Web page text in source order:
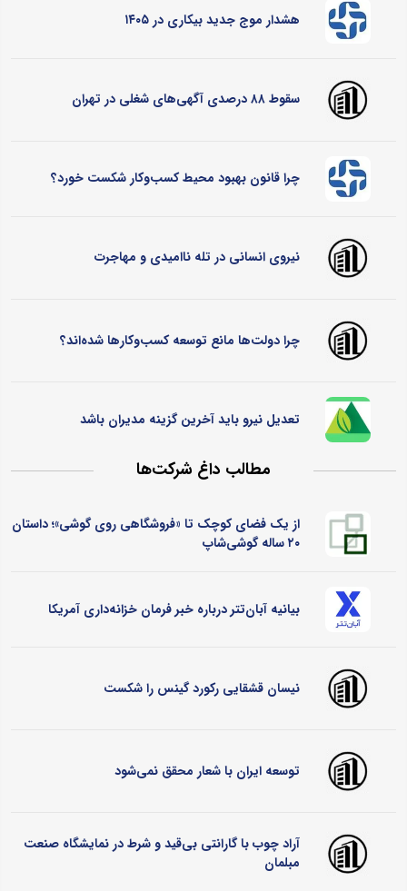
هشدار موج جدید بیکاری در ۱۴۰۵
سقوط ۸۸ درصدی آگهی‌های شغلی در تهران
چرا قانون بهبود محیط کسب‌وکار شکست خورد؟
نیروی انسانی در تله ناامیدی و مهاجرت
چرا دولت‌ها مانع توسعه کسب‌وکارها شده‌اند؟
تعدیل نیرو باید آخرین گزینه مدیران باشد
مطالب داغ شرکت‌ها
از یک فضای کوچک تا «فروشگاهی روی گوشی»؛ داستان
۲۰ ساله گوشی‌شاپ
بیانیه آبان‌تتر درباره خبر فرمان خزانه‌داری آمریکا
نیسان قشقایی رکورد گینس را شکست
توسعه ایران با شعار محقق نمی‌شود
آراد چوب با گارانتی بی‌قید و شرط در نمایشگاه صنعت
مبلمان